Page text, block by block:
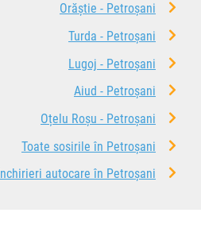
Orăștie - Petroșani
Turda - Petroșani
Lugoj - Petroșani
Aiud - Petroșani
Oțelu Roșu - Petroșani
Toate sosirile în Petroșani
Închirieri autocare în Petroșani